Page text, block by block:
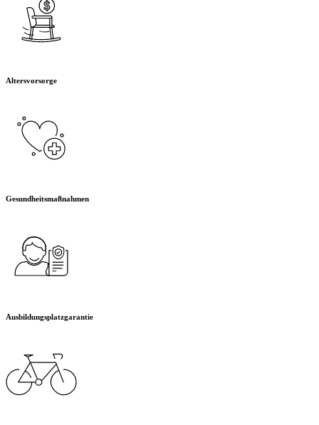
Altersvorsorge
Gesundheitsmaßnahmen
Ausbildungsplatzgarantie